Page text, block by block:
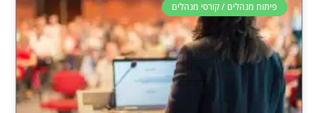
פיתוח מנהלים / קורסי מנהלים